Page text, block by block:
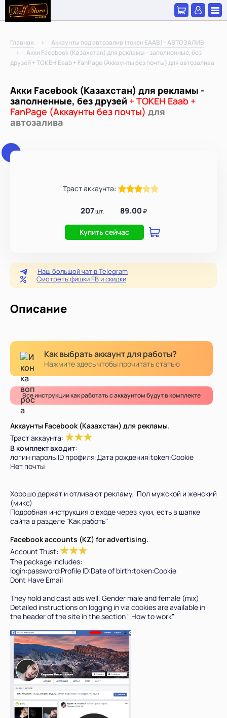
Главная
Аккаунты под автозалив (токен EAAB) - АВТОЗАЛИВ
Акки Facebook (Казахстан) для рекламы - заполненные, без
друзей + ТОКЕН Eaab + FanPage (Аккаунты без почты) для автозалива
Акки Facebook (Казахстан) для рекламы -
заполненные, без друзей + ТОКЕН Eaab +
FanPage (Аккаунты без почты) для
автозалива
Траст аккаунта:
207шт. 89.00₽
Купить сейчас
Наш большой чат в Telegram
Смотреть фишки FB и скидки
Описание
Как выбрать аккаунт для работы?
Нажмите здесь чтобы прочитать статью
Все инструкции как работать с аккаунтом будут в комплекте
Аккаунты Facebook (Казахстан) для рекламы.
Траст аккаунта: ★★★
В комплект входит:
логин:пароль:ID профиля:Дата рождения:token:Cookie
Нет почты
Хорошо держат и отливают рекламу. Пол мужской и женский
(микс)
Подробная инструкция о входе через куки, есть в шапке
сайта в разделе "Как работь"
Facebook accounts (KZ) for advertising.
Account Trust: ★★★
The package includes:
login:password:Profile ID:Date of birth:token:Cookie
Dont Have Email
They hold and cast ads well. Gender male and female (mix)
Detailed instructions on logging in via cookies are available in
the header of the site in the section " How to work"
Всего позиций в корзине
Всего товара в корзине
(шт)
Сумма к оплате (без скидок)
Руб.